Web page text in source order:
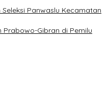
Panwaslu Kecamatan
Prabowo-Gibran di Pemilu